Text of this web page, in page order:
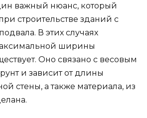
важный нюанс, который
строительстве зданий с
В этих случаях
ширины
Оно связано с весовым
и зависит от длины
стены, а также материала, из